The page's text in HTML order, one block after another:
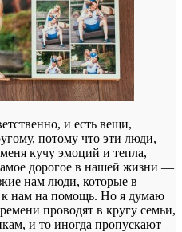
и есть вещи,
потому что эти люди,
кучу эмоций и тепла,
дорогое в нашей жизни —
нам люди, которые в
нам на помощь. Но я думаю
проводят в кругу семьи,
и то иногда пропускают